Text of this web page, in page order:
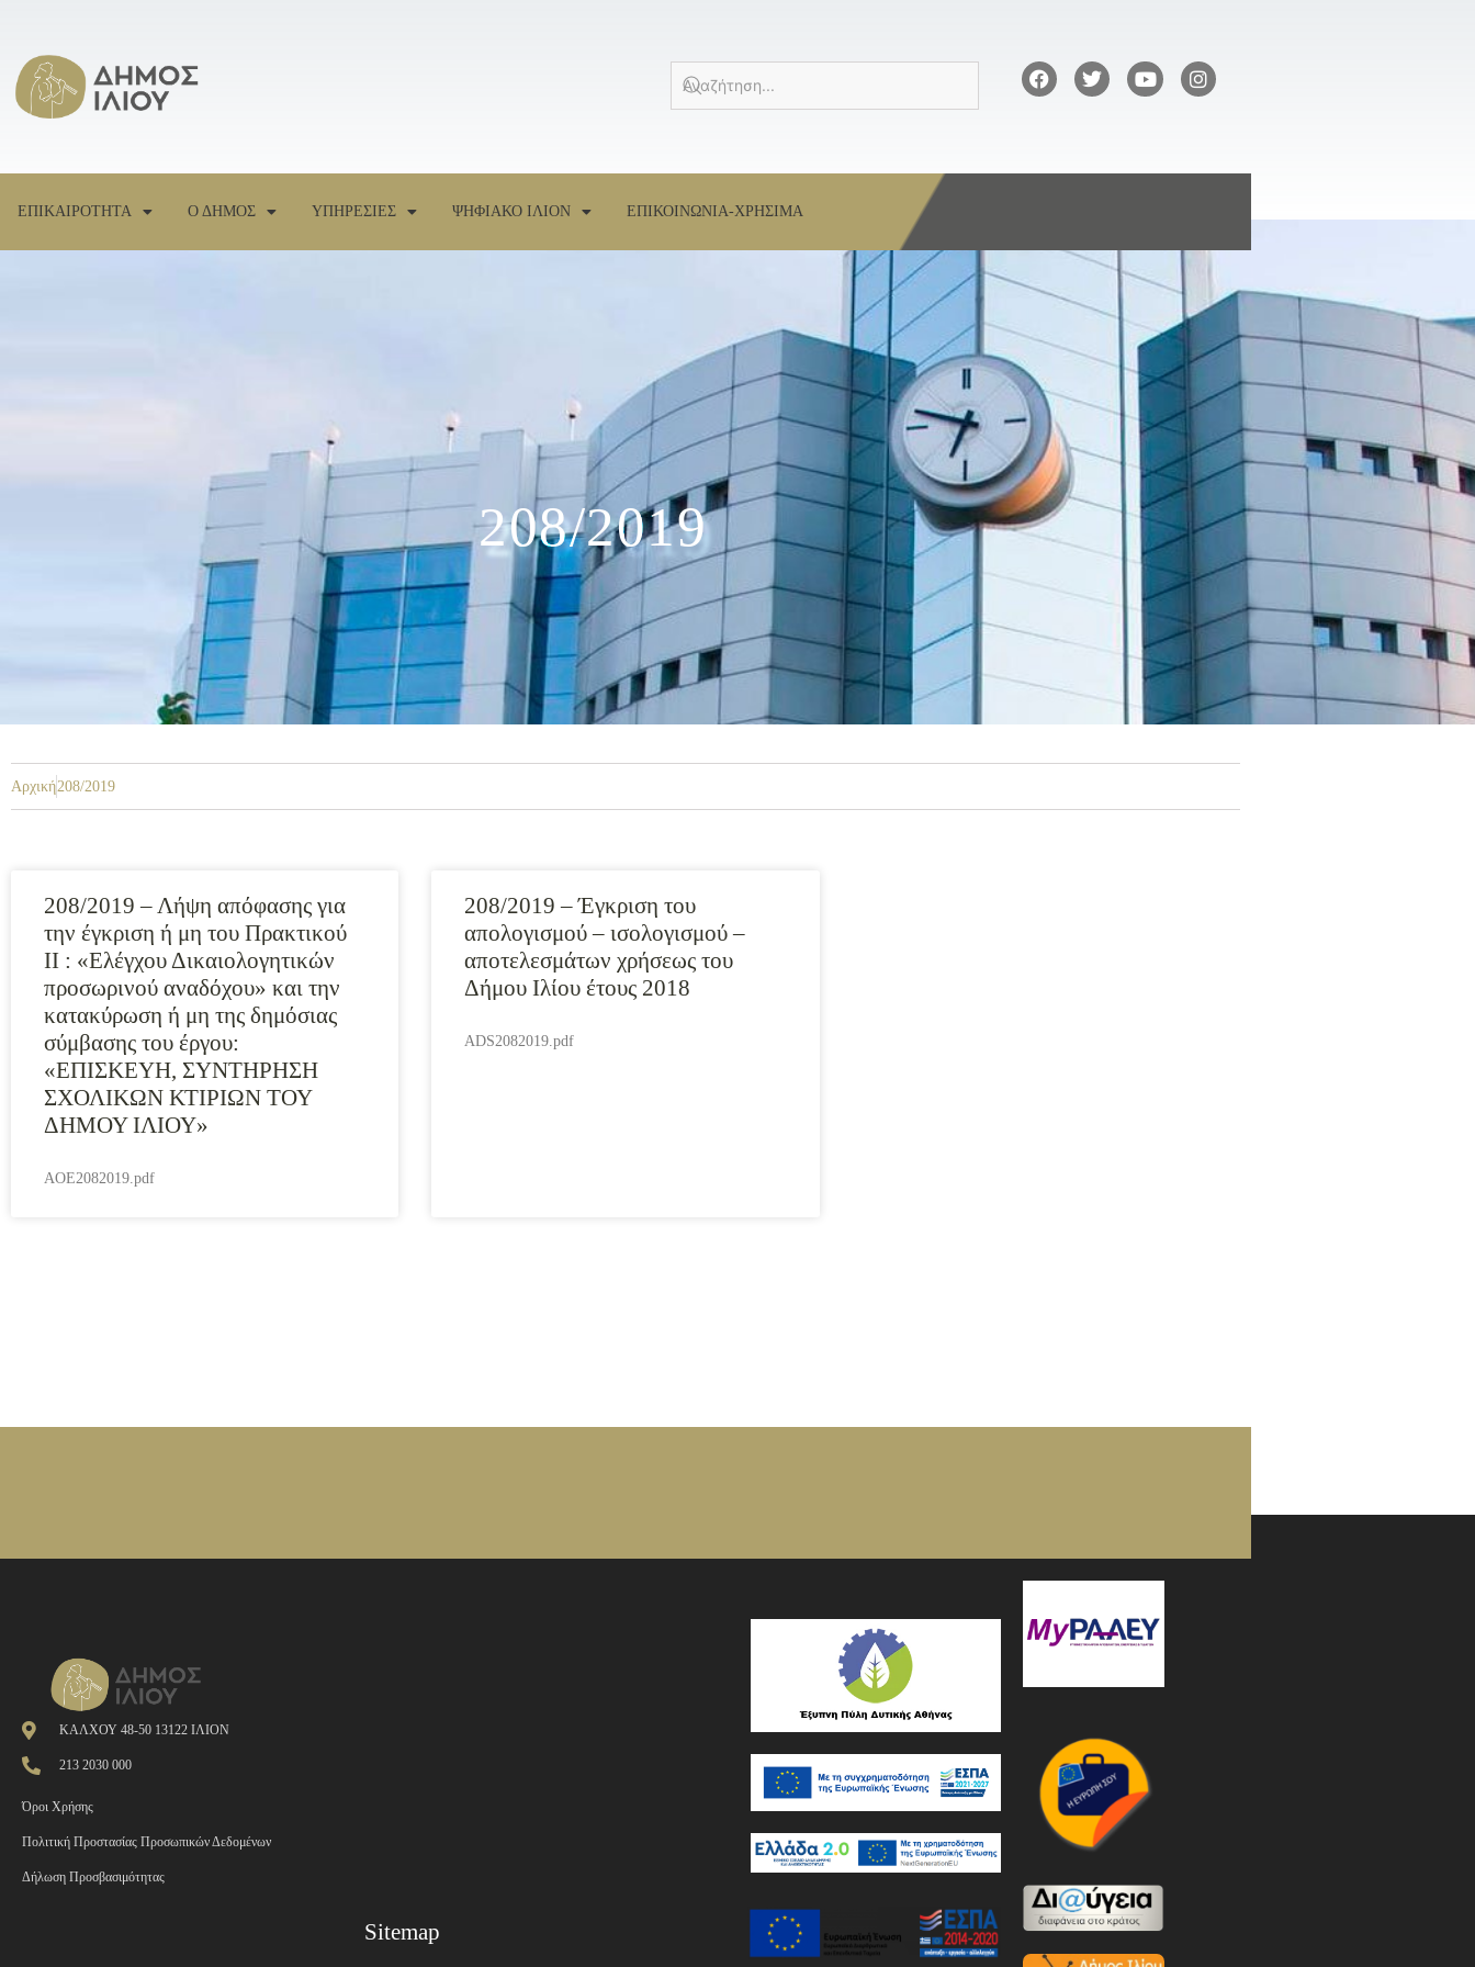
ΕΠΙΚΑΙΡΟΤΗΤΑ Ο ΔΗΜΟΣ ΥΠΗΡΕΣΙΕΣ ΨΗΦΙΑΚΟ ΙΛΙΟΝ ΕΠΙΚΟΙΝΩΝΙΑ-ΧΡΗΣΙΜΑ
208/2019
Αρχική208/2019
208/2019 – Λήψη απόφασης για
την έγκριση ή μη του Πρακτικού
ΙΙ : «Ελέγχου Δικαιολογητικών
προσωρινού αναδόχου» και την
κατακύρωση ή μη της δημόσιας
σύμβασης του έργου:
«ΕΠΙΣΚΕΥΗ, ΣΥΝΤΗΡΗΣΗ
ΣΧΟΛΙΚΩΝ ΚΤΙΡΙΩΝ ΤΟΥ
ΔΗΜΟΥ ΙΛΙΟΥ»
AOE2082019.pdf
208/2019 – Έγκριση του
απολογισμού – ισολογισμού –
αποτελεσμάτων χρήσεως του
Δήμου Ιλίου έτους 2018
ADS2082019.pdf
ΚΑΛΧΟΥ 48-50 13122 ΙΛΙΟΝ
213 2030 000
Όροι Χρήσης
Πολιτική Προστασίας Προσωπικών Δεδομένων
Δήλωση Προσβασιμότητας
Sitemap